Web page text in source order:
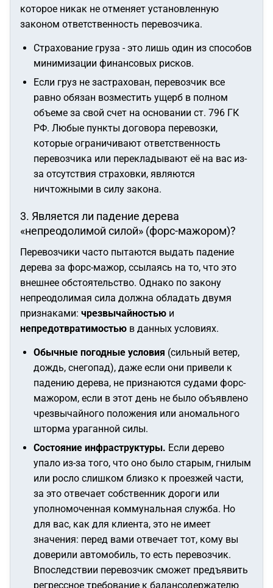
которое никак не отменяет установленную
законом ответственность перевозчика.
Страхование груза - это лишь один из способов
минимизации финансовых рисков.
Если груз не застрахован, перевозчик все
равно обязан возместить ущерб в полном
объеме за свой счет на основании ст. 796 ГК
РФ. Любые пункты договора перевозки,
которые ограничивают ответственность
перевозчика или перекладывают её на вас из-
за отсутствия страховки, являются
ничтожными в силу закона.
3. Является ли падение дерева
«непреодолимой силой» (форс-мажором)?
Перевозчики часто пытаются выдать падение
дерева за форс-мажор, ссылаясь на то, что это
внешнее обстоятельство. Однако по закону
непреодолимая сила должна обладать двумя
признаками: чрезвычайностью и
непредотвратимостью в данных условиях.
Обычные погодные условия (сильный ветер,
дождь, снегопад), даже если они привели к
падению дерева, не признаются судами форс-
мажором, если в этот день не было объявлено
чрезвычайного положения или аномального
шторма ураганной силы.
Состояние инфраструктуры. Если дерево
упало из-за того, что оно было старым, гнилым
или росло слишком близко к проезжей части,
за это отвечает собственник дороги или
уполномоченная коммунальная служба. Но
для вас, как для клиента, это не имеет
значения: перед вами отвечает тот, кому вы
доверили автомобиль, то есть перевозчик.
Впоследствии перевозчик сможет предъявить
регрессное требование к балансодержателю